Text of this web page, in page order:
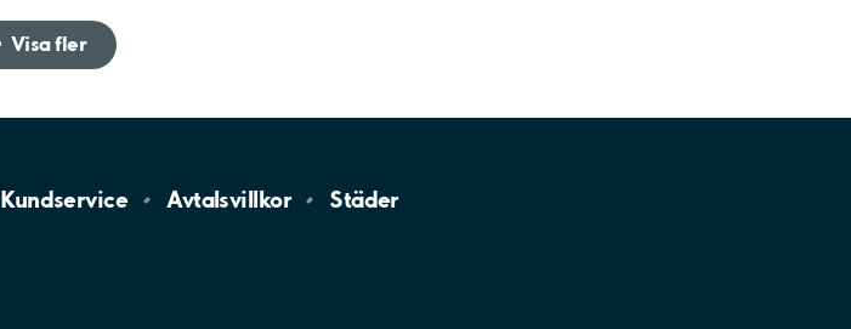
Visa fler
Kundservice Avtalsvillkor Städer